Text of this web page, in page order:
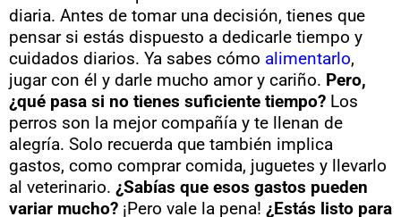
diaria. Antes de tomar una decisión, tienes que
pensar si estás dispuesto a dedicarle tiempo y
cuidados diarios. Ya sabes cómo alimentarlo,
jugar con él y darle mucho amor y cariño. Pero,
¿qué pasa si no tienes suficiente tiempo? Los
perros son la mejor compañía y te llenan de
alegría. Solo recuerda que también implica
gastos, como comprar comida, juguetes y llevarlo
al veterinario. ¿Sabías que esos gastos pueden
variar mucho? ¡Pero vale la pena! ¿Estás listo para